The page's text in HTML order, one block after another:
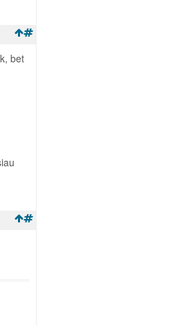
bet